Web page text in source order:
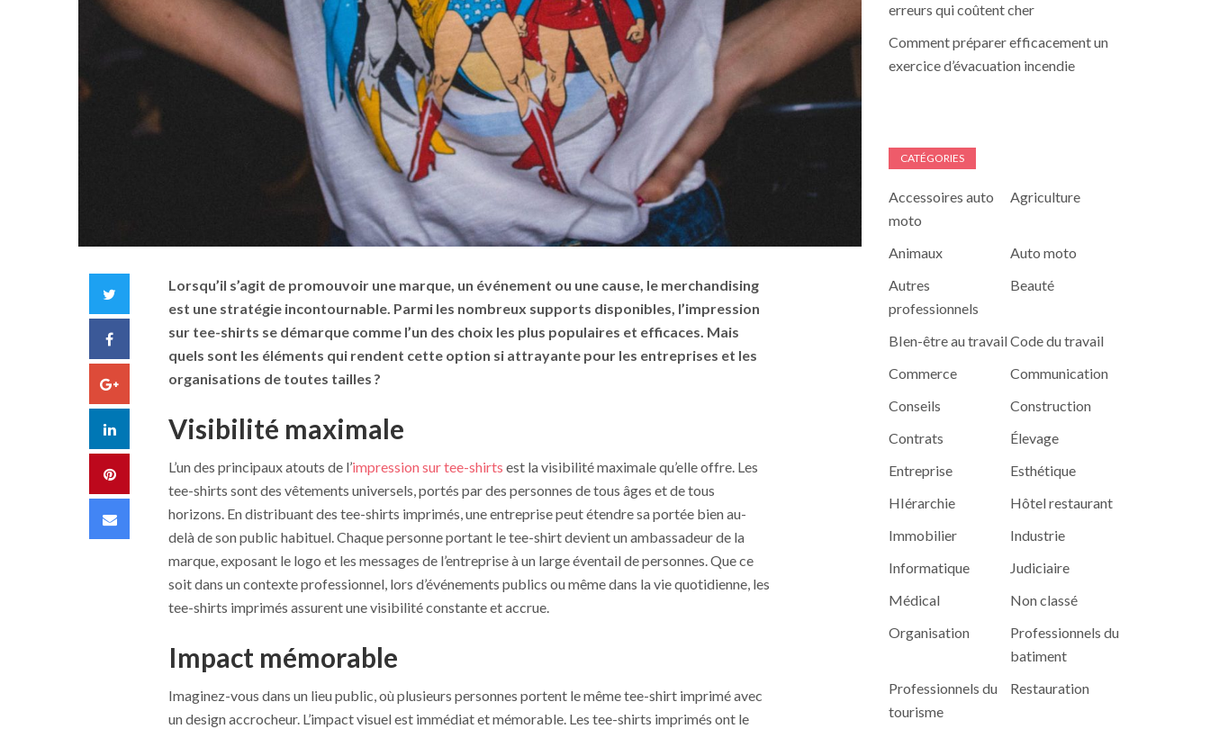
Facebook
Google+
LinkedIn
Pinterest
Email
Lorsqu’il s’agit de promouvoir une marque, un événement ou une cause, le merchandising
est une stratégie incontournable. Parmi les nombreux supports disponibles, l’impression
sur tee-shirts se démarque comme l’un des choix les plus populaires et efficaces. Mais
quels sont les éléments qui rendent cette option si attrayante pour les entreprises et les
organisations de toutes tailles ?
Visibilité maximale
L’un des principaux atouts de l’impression sur tee-shirts est la visibilité maximale qu’elle offre. Les
tee-shirts sont des vêtements universels, portés par des personnes de tous âges et de tous
horizons. En distribuant des tee-shirts imprimés, une entreprise peut étendre sa portée bien au-
delà de son public habituel. Chaque personne portant le tee-shirt devient un ambassadeur de la
marque, exposant le logo et les messages de l’entreprise à un large éventail de personnes. Que ce
soit dans un contexte professionnel, lors d’événements publics ou même dans la vie quotidienne, les
tee-shirts imprimés assurent une visibilité constante et accrue.
Impact mémorable
Imaginez-vous dans un lieu public, où plusieurs personnes portent le même tee-shirt imprimé avec
un design accrocheur. L’impact visuel est immédiat et mémorable. Les tee-shirts imprimés ont le
erreurs qui coûtent cher
Comment préparer efficacement un
exercice d’évacuation incendie
CATÉGORIES
Accessoires auto
moto
Agriculture
Animaux
Auto moto
Autres
professionnels
Beauté
BIen-être au travailCode du travail
Commerce
Communication
Conseils
Construction
Contrats
Élevage
Entreprise
Esthétique
HIérarchie
Hôtel restaurant
Immobilier
Industrie
Informatique
Judiciaire
Médical
Non classé
Organisation
Professionnels du
batiment
Professionnels du
tourisme
Restauration